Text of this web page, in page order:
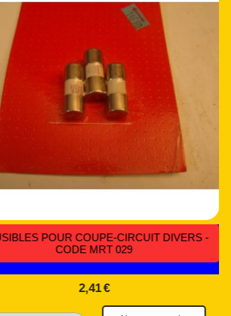
SUR CÂBLE MULTI USAGE -
CODE IB 050
7,01€